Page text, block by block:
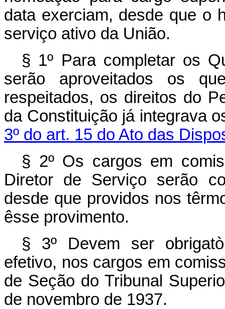
data exerciam, desde que o
serviço ativo da União.
§ 1º Para completar os
serão aproveitados os
respeitados, os direitos do
da Constituição já integrava
3º do art. 15 do Ato das
§ 2º Os cargos em
Diretor de Serviço serão
desde que providos nos
êsse provimento.
§ 3º Devem ser
efetivo, nos cargos em
de Seção do Tribunal
de novembro de 1937.